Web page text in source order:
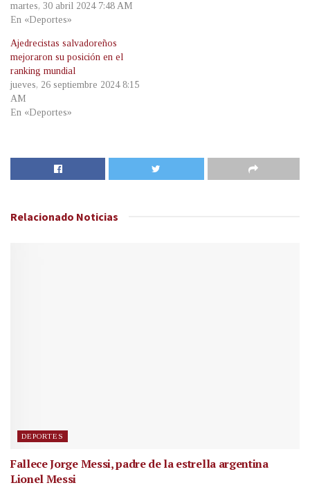
martes, 30 abril 2024 7:48 AM
En «Deportes»
Ajedrecistas salvadoreños
mejoraron su posición en el
ranking mundial
jueves, 26 septiembre 2024 8:15
AM
En «Deportes»
Relacionado Noticias
DEPORTES
Fallece Jorge Messi, padre de la estrella argentina
Lionel Messi